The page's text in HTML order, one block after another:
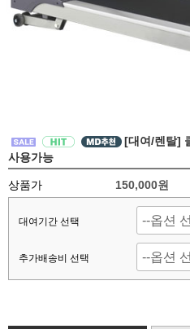
[대여/렌탈]
사용가능
상품가 150,000원
대여기간 선택
추가배송비 선택